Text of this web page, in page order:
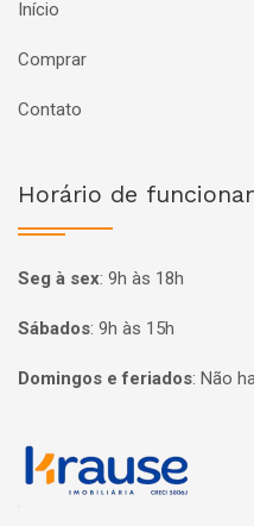
Início
Comprar
Contato
Horário de
Seg à sex: 9h às 18h
Sábados: 9h às 15h
Domingos e feriados: Não
Página inicial